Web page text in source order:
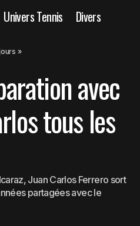
Univers Tennis Divers
avec Alcaraz : « Je pense
»
avec
tous les
Juan Carlos Ferrero sort
partagées avec le